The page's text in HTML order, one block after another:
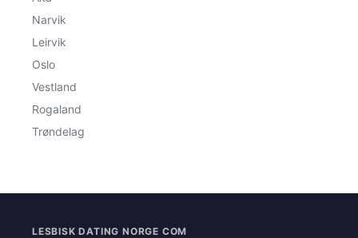
Narvik
Leirvik
Oslo
Vestland
Rogaland
Trøndelag
LESBISK DATING NORGE COM